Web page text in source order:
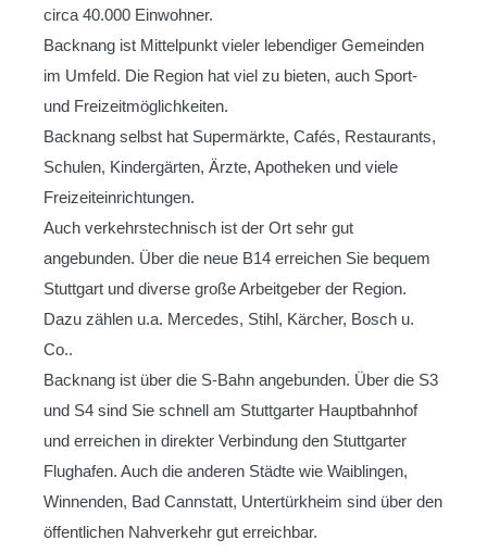
circa 40.000 Einwohner.
Backnang ist Mittelpunkt vieler lebendiger Gemeinden
im Umfeld. Die Region hat viel zu bieten, auch Sport-
und Freizeitmöglichkeiten.
Backnang selbst hat Supermärkte, Cafés, Restaurants,
Schulen, Kindergärten, Ärzte, Apotheken und viele
Freizeiteinrichtungen.
Auch verkehrstechnisch ist der Ort sehr gut
angebunden. Über die neue B14 erreichen Sie bequem
Stuttgart und diverse große Arbeitgeber der Region.
Dazu zählen u.a. Mercedes, Stihl, Kärcher, Bosch u.
Co..
Backnang ist über die S-Bahn angebunden. Über die S3
und S4 sind Sie schnell am Stuttgarter Hauptbahnhof
und erreichen in direkter Verbindung den Stuttgarter
Flughafen. Auch die anderen Städte wie Waiblingen,
Winnenden, Bad Cannstatt, Untertürkheim sind über den
öffentlichen Nahverkehr gut erreichbar.